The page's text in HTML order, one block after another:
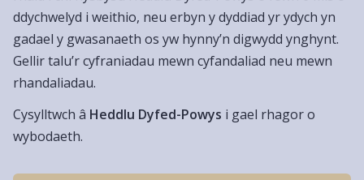
ddychwelyd i weithio, neu erbyn y dyddiad yr ydych yn
gadael y gwasanaeth os yw hynny’n digwydd ynghynt.
Gellir talu’r cyfraniadau mewn cyfandaliad neu mewn
rhandaliadau.
Cysylltwch â Heddlu Dyfed-Powys i gael rhagor o
wybodaeth.